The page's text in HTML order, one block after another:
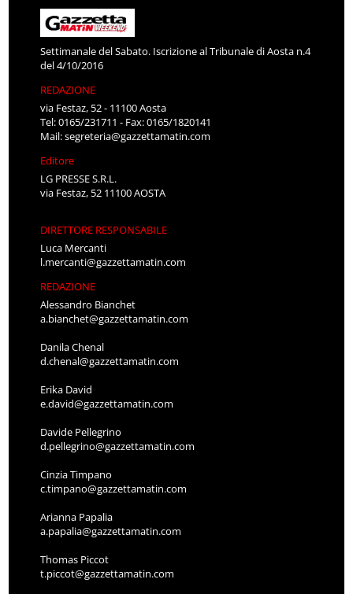
Settimanale del Sabato. Iscrizione al Tribunale di Aosta n.4
del 4/10/2016
REDAZIONE
via Festaz, 52 - 11100 Aosta
Tel: 0165/231711 - Fax: 0165/1820141
Mail:segreteria@gazzettamatin.com
Editore
LG PRESSE S.R.L.
via Festaz, 52 11100 AOSTA
DIRETTORE RESPONSABILE
Luca Mercanti
l.mercanti@gazzettamatin.com
REDAZIONE
Alessandro Bianchet
a.bianchet@gazzettamatin.com
Danila Chenal
d.chenal@gazzettamatin.com
Erika David
e.david@gazzettamatin.com
Davide Pellegrino
d.pellegrino@gazzettamatin.com
Cinzia Timpano
c.timpano@gazzettamatin.com
Arianna Papalia
a.papalia@gazzettamatin.com
Thomas Piccot
t.piccot@gazzettamatin.com